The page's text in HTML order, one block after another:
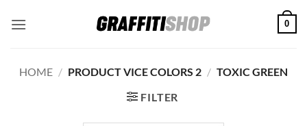
0
HOME / PRODUCT VICE COLORS 2 / TOXIC GREEN
FILTER